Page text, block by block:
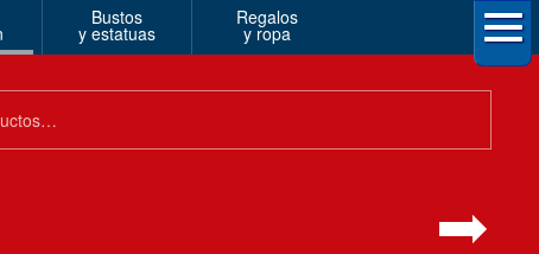
Bustos
y estatuas
Regalos
y ropa